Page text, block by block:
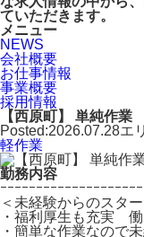
ていただきます。
メニュー
NEWS
会社概要
お仕事情報
事業概要
採用情報
【西原町】 単純作
Posted:2026.07.28エ
軽作業
勤務内容
ｰｰｰｰｰｰｰｰｰｰｰｰｰｰｰｰｰｰｰ
＜未経験からのスタ
・福利厚生も充実
・簡単な作業なので